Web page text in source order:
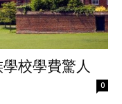
學校學費驚人
0